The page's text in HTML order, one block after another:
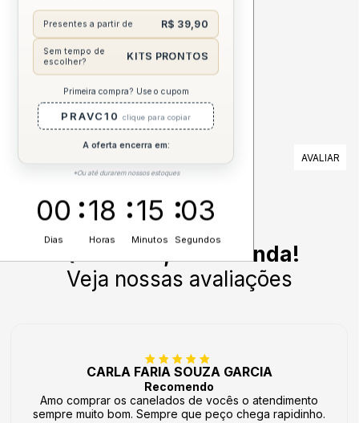
DESCRIÇÃO COMPLETA
Quem usa, recomenda!
Veja nossas avaliações
CARLA FARIA SOUZA GARCIA
Recomendo
Amo comprar os canelados de vocês o atendimento
sempre muito bom. Sempre que peço chega rapidinho.
Presentes a partir de R$ 39,90
Sem tempo de
escolher?
KITS PRONTOS
Primeira compra? Use o cupom
PRAVC10 clique para copiar
A oferta encerra em:
*Ou até durarem nossos estoques
00
Dias
18
Horas
15
Minutos
03
Segundos